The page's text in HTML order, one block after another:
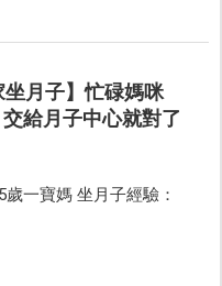
坐月子】忙碌媽咪
給月子中心就對了
一寶媽 坐月子經驗：